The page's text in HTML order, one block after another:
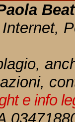
e info